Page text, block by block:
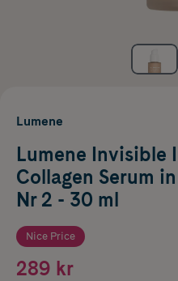
Lumene
Lumene Invisible
Collagen Serum
Nr 2 - 30 ml
Nice Price
289 kr